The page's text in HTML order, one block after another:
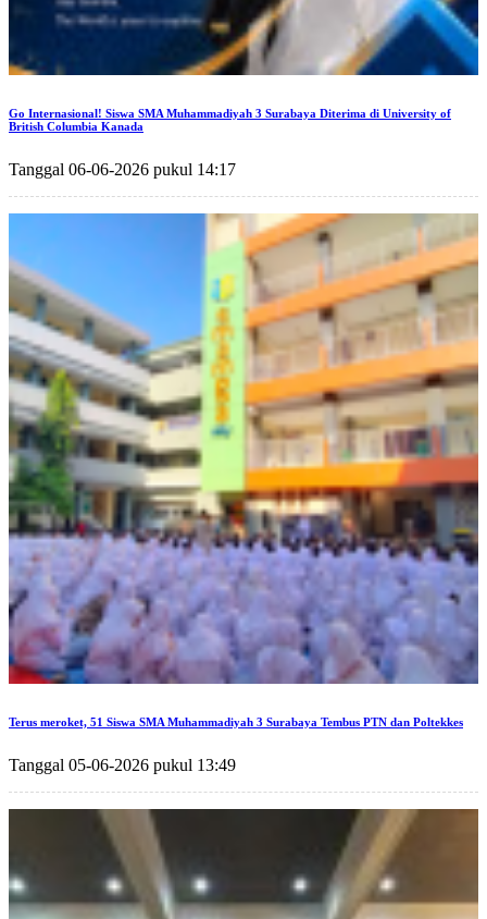
Go Internasional! Siswa SMA Muhammadiyah 3 Surabaya Diterima di University of
British Columbia Kanada
Tanggal 06-06-2026 pukul 14:17
Terus meroket, 51 Siswa SMA Muhammadiyah 3 Surabaya Tembus PTN dan Poltekkes
Tanggal 05-06-2026 pukul 13:49